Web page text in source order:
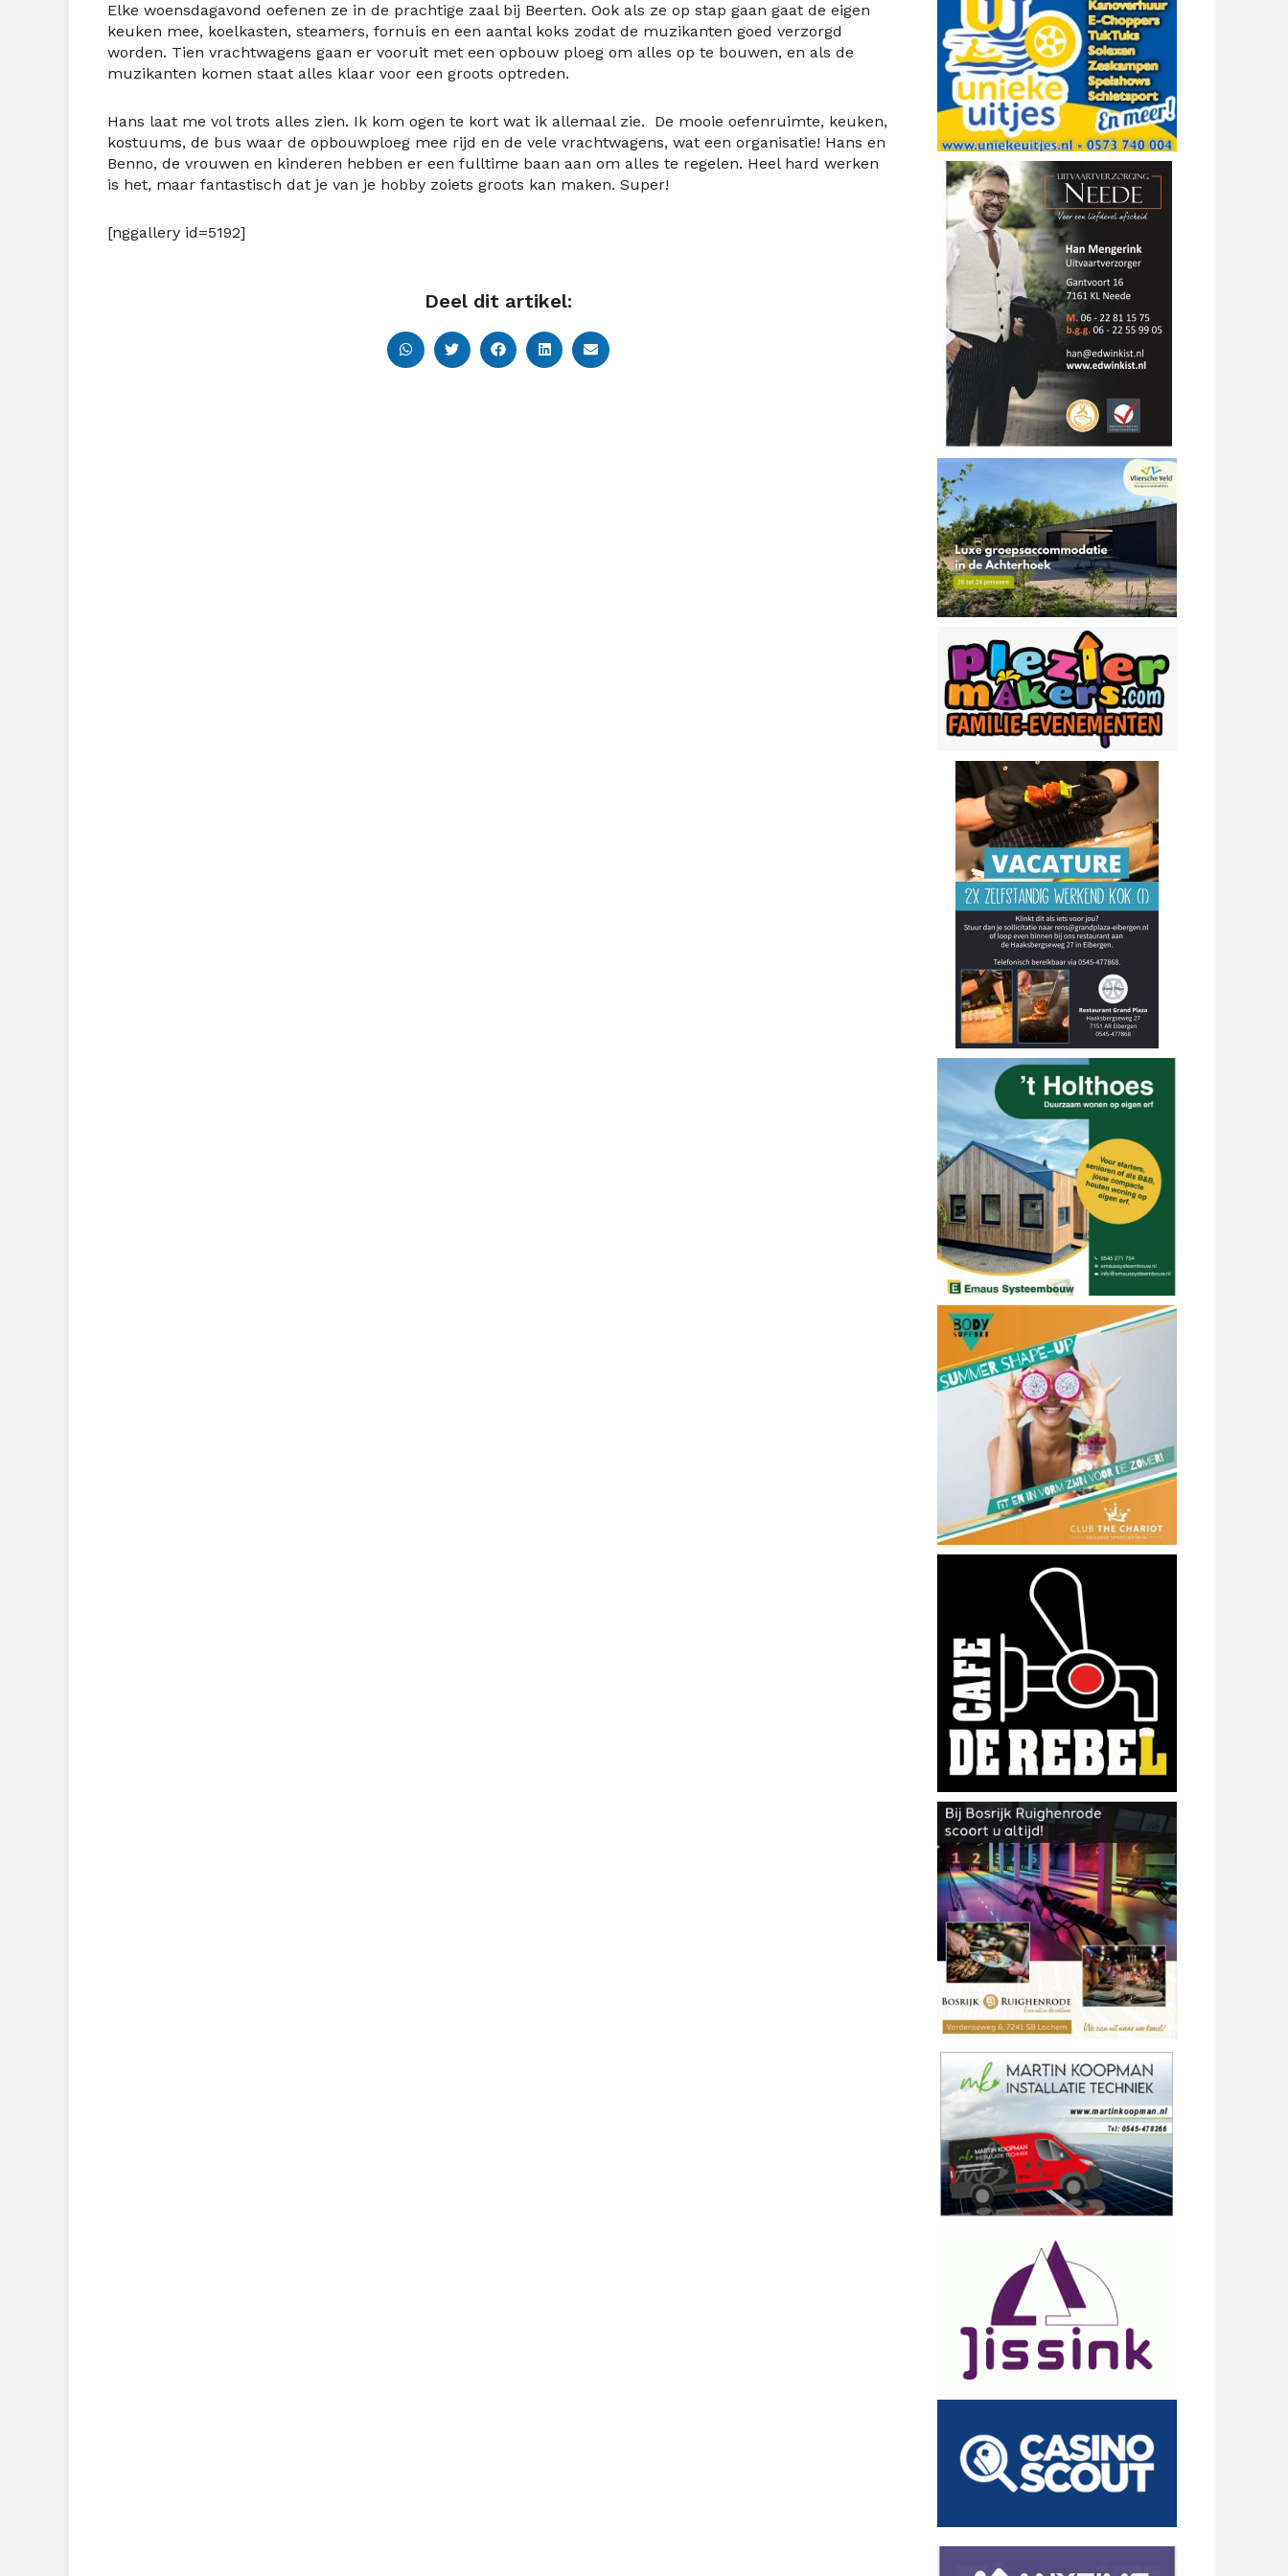
Elke woensdagavond oefenen ze in de prachtige zaal bij Beerten. Ook als ze op stap gaan gaat de eigen
keuken mee, koelkasten, steamers, fornuis en een aantal koks zodat de muzikanten goed verzorgd
worden. Tien vrachtwagens gaan er vooruit met een opbouw ploeg om alles op te bouwen, en als de
muzikanten komen staat alles klaar voor een groots optreden.
Hans laat me vol trots alles zien. Ik kom ogen te kort wat ik allemaal zie. De mooie oefenruimte, keuken,
kostuums, de bus waar de opbouwploeg mee rijd en de vele vrachtwagens, wat een organisatie! Hans en
Benno, de vrouwen en kinderen hebben er een fulltime baan aan om alles te regelen. Heel hard werken
is het, maar fantastisch dat je van je hobby zoiets groots kan maken. Super!
[nggallery id=5192]
Deel dit artikel: